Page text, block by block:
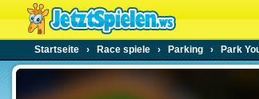
Startseite › Race spiele › Parking › Park